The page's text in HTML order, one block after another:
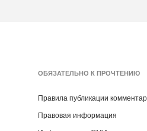
ОБЯЗАТЕЛЬНО К ПРОЧТЕНИЮ
Правила публикации
Правовая информация